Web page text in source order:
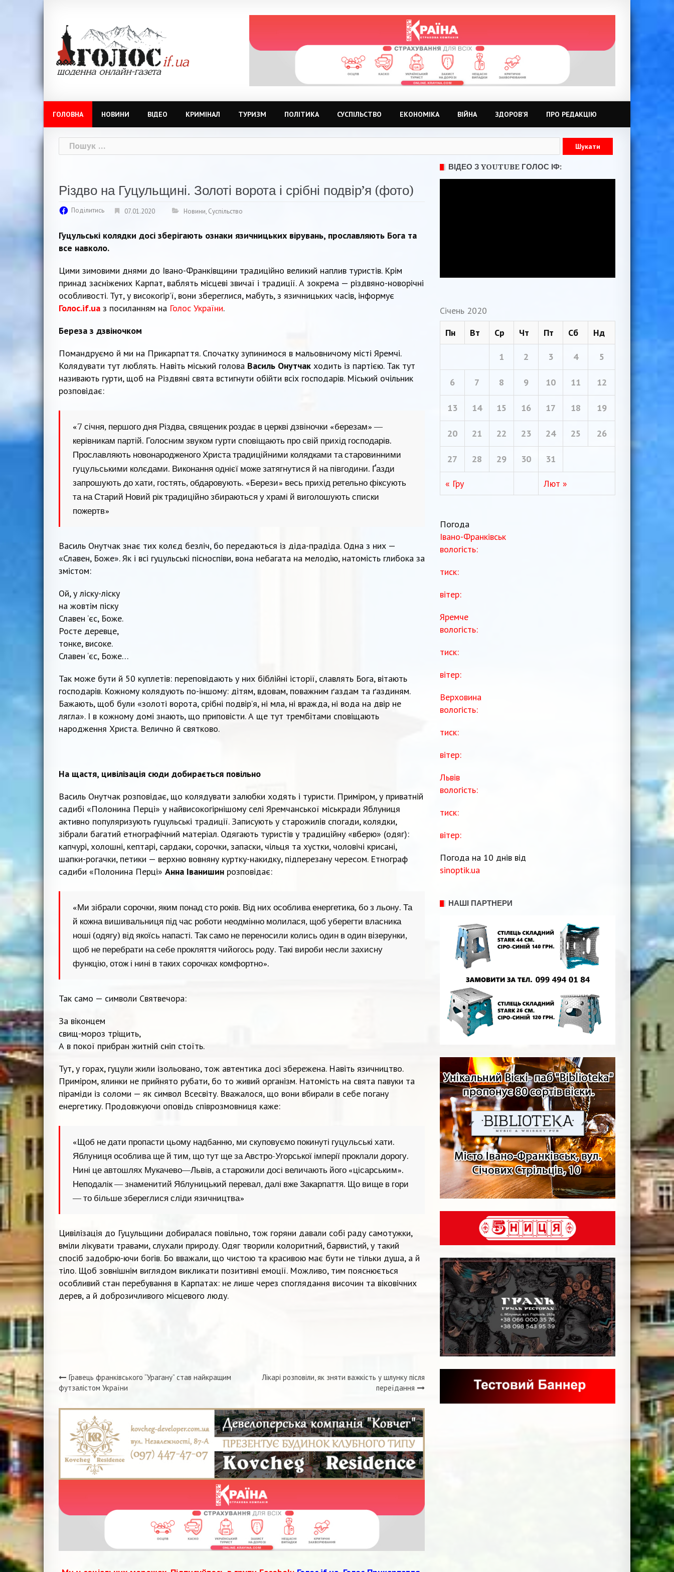
ГОЛОВНА НОВИНИ ВІДЕО КРИМІНАЛ ТУРИЗМ ПОЛІТИКА СУСПІЛЬСТВО ЕКОНОМІКА ВІЙНА ЗДОРОВ’Я ПРО РЕДАКЦІЮ
Пошук:
Різдво на Гуцульщині. Золоті ворота і срібні подвір’я (фото)
Поділитись 07.01.2020 Новини, Суспільство
Гуцульські колядки досі зберігають ознаки язичницьких вірувань, прославляють Бога та
все навколо.
Цими зимовими днями до Івано-Франківщини традиційно великий наплив туристів. Крім
принад засніжених Карпат, ваблять місцеві звичаї і традиції. А зокрема — різдвяно-новорічні
особливості. Тут, у високогір’ї, вони збереглися, мабуть, з язичницьких часів, інформує
Голос.if.ua з посиланням на Голос України.
Береза з дзвіночком
Помандруємо й ми на Прикарпаття. Спочатку зупинимося в мальовничому місті Яремчі.
Колядувати тут люблять. Навіть міський голова Василь Онутчак ходить із партією. Так тут
називають гурти, щоб на Різдвяні свята встигнути обійти всіх господарів. Міський очільник
розповідає:
«7 січня, першого дня Різдва, священик роздає в церкві дзвіночки «березам» —
керівникам партій. Голосним звуком гурти сповіщають про свій прихід господарів.
Прославляють новонародженого Христа традиційними колядками та старовинними
гуцульськими колєдами. Виконання однієї може затягнутися й на півгодини. Ґазди
запрошують до хати, гостять, обдаровують. «Берези» весь прихід ретельно фіксують
та на Старий Новий рік традиційно збираються у храмі й виголошують списки
пожертв»
Василь Онутчак знає тих колєд безліч, бо передаються із діда-прадіда. Одна з них —
«Славен, Боже». Як і всі гуцульські пісноспіви, вона небагата на мелодію, натомість глибока за
змістом:
Ой, у ліску-ліску
на жовтім піску
Славен ‘єс, Боже.
Росте деревце,
тонке, високе.
Славен ‘єс, Боже…
Так може бути й 50 куплетів: переповідають у них біблійні історії, славлять Бога, вітають
господарів. Кожному колядують по-іншому: дітям, вдовам, поважним ґаздам та ґаздиням.
Бажають, щоб були «золоті ворота, срібні подвір’я, ні мла, ні вражда, ні вода на двір не
лягла». І в кожному домі знають, що приповісти. А ще тут трембітами сповіщають
народження Христа. Велично й святково.
На щастя, цивілізація сюди добирається повільно
Василь Онутчак розповідає, що колядувати залюбки ходять і туристи. Приміром, у приватній
садибі «Полонина Перці» у найвисокогірнішому селі Яремчанської міськради Яблуниця
активно популяризують гуцульські традиції. Записують у старожилів спогади, колядки,
зібрали багатий етнографічний матеріал. Одягають туристів у традиційну «вберю» (одяг):
капчурі, холошні, кептарі, сардаки, сорочки, запаски, чільця та хустки, чоловічі крисані,
шапки-рогачки, петики — верхню вовняну куртку-накидку, підперезану чересом. Етнограф
садиби «Полонина Перці» Анна Іванишин розповідає:
«Ми зібрали сорочки, яким понад сто років. Від них особлива енергетика, бо з льону. Та
й кожна вишивальниця під час роботи неодмінно молилася, щоб уберегти власника
ноші (одягу) від якоїсь напасті. Так само не переносили колись один в один візерунки,
щоб не перебрати на себе прокляття чийогось роду. Такі вироби несли захисну
функцію, отож і нині в таких сорочках комфортно».
Так само — символи Святвечора:
За віконцем
свищ-мороз тріщить,
А в покої прибран житній сніп стоїть.
Тут, у горах, гуцули жили ізольовано, тож автентика досі збережена. Навіть язичництво.
Приміром, ялинки не прийнято рубати, бо то живий організм. Натомість на свята павуки та
піраміди із соломи — як символ Всесвіту. Вважалося, що вони вбирали в себе погану
енергетику. Продовжуючи оповідь співрозмовниця каже:
«Щоб не дати пропасти цьому надбанню, ми скуповуємо покинуті гуцульські хати.
Яблуниця особлива ще й тим, що тут ще за Австро-Угорської імперії проклали дорогу.
Нині це автошлях Мукачево—Львів, а старожили досі величають його «цісарським».
Неподалік — знаменитий Яблуницький перевал, далі вже Закарпаття. Що вище в гори
— то більше збереглися сліди язичництва»
Цивілізація до Гуцульщини добиралася повільно, тож горяни давали собі раду самотужки,
вміли лікувати травами, слухали природу. Одяг творили колоритний, барвистий, у такий
спосіб задобрю-ючи богів. Бо вважали, що чистою та красивою має бути не тільки душа, а й
тіло. Щоб зовнішнім виглядом викликати позитивні емоції. Можливо, тим пояснюється
особливий стан перебування в Карпатах: не лише через споглядання височин та віковічних
дерев, а й доброзичливого місцевого люду.
Навігація
записів
Гравець франківського “Урагану” став найкращим
футзалістом України
Лікарі розповіли, як зняти важкість у шлунку після
переїдання
ВІДЕО З YOUTUBE ГОЛОС ІФ:
Січень 2020
Пн
Вт Ср Чт Пт Сб Нд
« Гру Лют »
1 2 3 4 5
6 7 8 9 10 11 12
13 14 15 16 17 18 19
20 21 22 23 24 25 26
27 28 29 30 31
Погода
Івано-Франківськ
вологість:
тиск:
вітер:
Яремче
вологість:
тиск:
вітер:
Верховина
вологість:
тиск:
вітер:
Львів
вологість:
тиск:
вітер:
Погода на 10 днів від
sinoptik.ua
НАШІ ПАРТНЕРИ